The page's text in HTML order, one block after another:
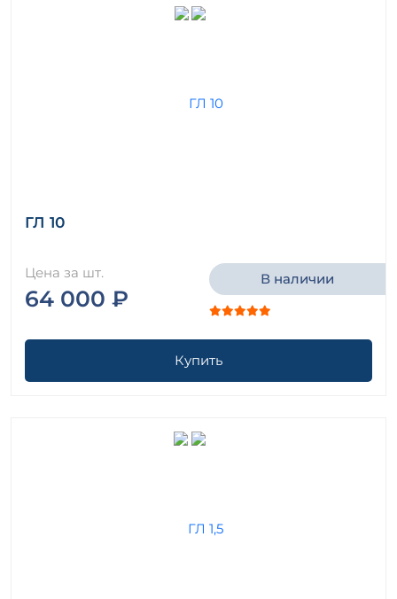
ГЛ 10
Цена за шт.
64 000 ₽
В наличии
Купить